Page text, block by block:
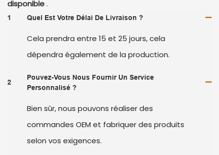
disponible.
1 Quel Est Votre Délai De Livraison ?
Cela prendra entre 15 et 25 jours, cela
dépendra également de la production.
2
Pouvez-Vous Nous Fournir Un Service
Personnalisé ?
Bien sûr, nous pouvons réaliser des
commandes OEM et fabriquer des produits
selon vos exigences.